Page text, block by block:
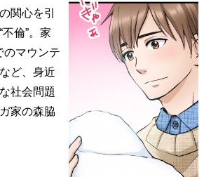
関心を引
倫”。家
のマウンテ
ど、身近
社会問題
家の森脇